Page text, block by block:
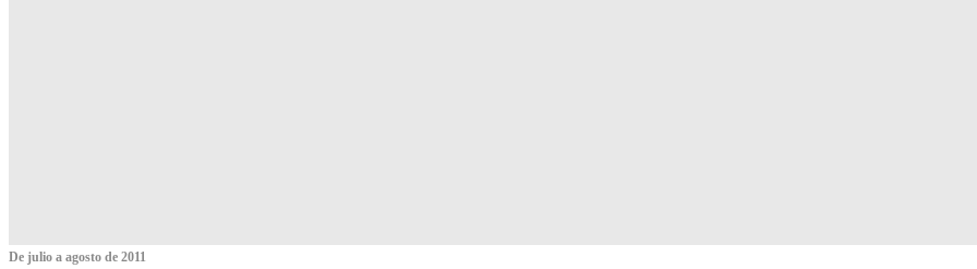
De julio a agosto de 2011